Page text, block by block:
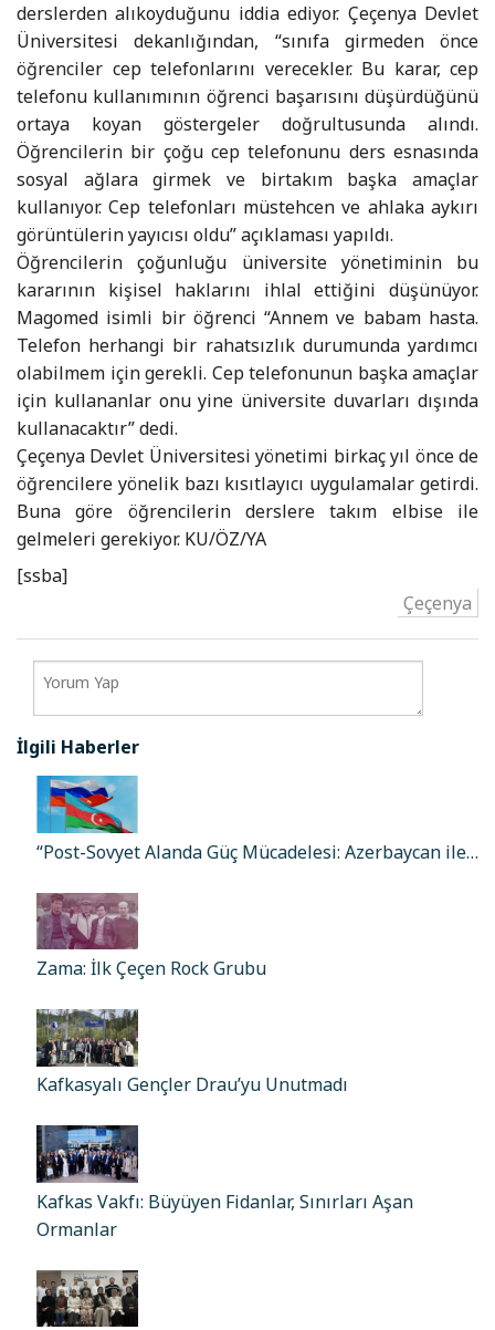
derslerden alıkoyduğunu iddia ediyor. Çeçenya Devlet
Üniversitesi dekanlığından, “sınıfa girmeden önce
öğrenciler cep telefonlarını verecekler. Bu karar, cep
telefonu kullanımının öğrenci başarısını düşürdüğünü
ortaya koyan göstergeler doğrultusunda alındı.
Öğrencilerin bir çoğu cep telefonunu ders esnasında
sosyal ağlara girmek ve birtakım başka amaçlar
kullanıyor. Cep telefonları müstehcen ve ahlaka aykırı
görüntülerin yayıcısı oldu” açıklaması yapıldı.
Öğrencilerin çoğunluğu üniversite yönetiminin bu
kararının kişisel haklarını ihlal ettiğini düşünüyor.
Magomed isimli bir öğrenci “Annem ve babam hasta.
Telefon herhangi bir rahatsızlık durumunda yardımcı
olabilmem için gerekli. Cep telefonunun başka amaçlar
için kullananlar onu yine üniversite duvarları dışında
kullanacaktır” dedi.
Çeçenya Devlet Üniversitesi yönetimi birkaç yıl önce de
öğrencilere yönelik bazı kısıtlayıcı uygulamalar getirdi.
Buna göre öğrencilerin derslere takım elbise ile
gelmeleri gerekiyor. KU/ÖZ/YA
[ssba]
Çeçenya
İlgili Haberler
“Post-Sovyet Alanda Güç Mücadelesi: Azerbaycan ile…
Zama: İlk Çeçen Rock Grubu
Kafkasyalı Gençler Drau’yu Unutmadı
Kafkas Vakfı: Büyüyen Fidanlar, Sınırları Aşan
Ormanlar